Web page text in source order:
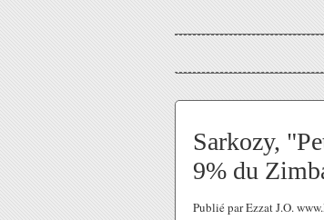
Sarkozy,
9% du
Publié par Ezzat J.O.